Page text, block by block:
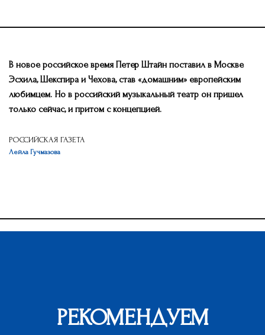
В новое российское время Петер Штайн поставил в Москве
Эсхила, Шекспира и Чехова, став «домашним» европейским
любимцем. Но в российский музыкальный театр он пришел
только сейчас, и притом с концепцией.
РОССИЙСКАЯ ГАЗЕТА
Лейла Гучмазова
РЕКОМЕНДУЕМ